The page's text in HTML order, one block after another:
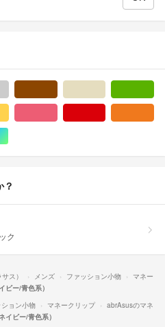
色系
マルチカラー
ク
ス） メンズ ファッション小物
マネー
ビー/青色系）
ション小物 マネークリップ
abrAsusのマネ
イビー/青色系）